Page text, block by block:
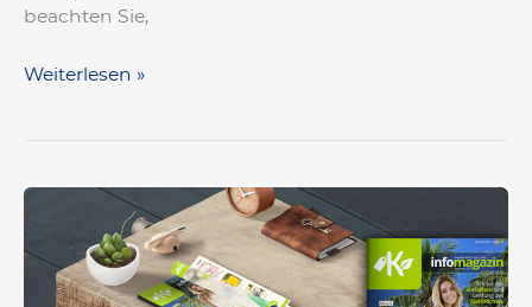
beachten Sie,
Weiterlesen »
«infomagazin»
Ausgabe
Sommer
2023